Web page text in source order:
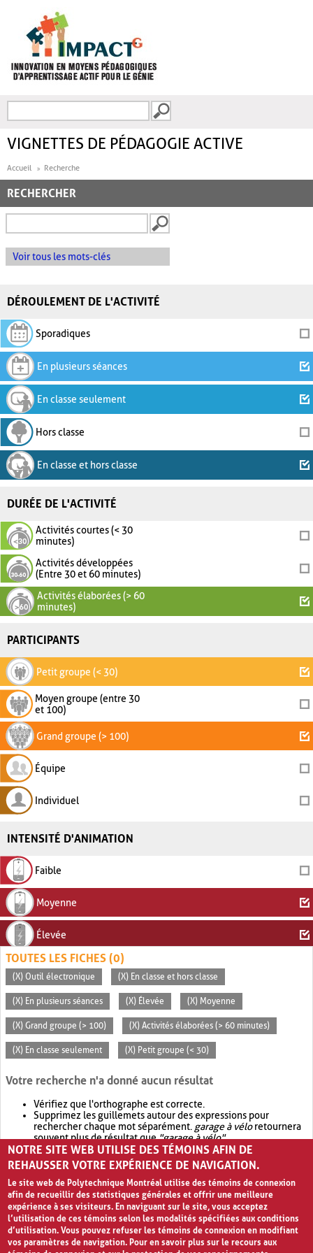
FORMULAIRE DE
VIGNETTES DE PÉDAGOGIE ACTIVE
Accueil Recherche
RECHERCHER
Voir tous les mots-clés
DÉROULEMENT DE L'ACTIVITÉ
Sporadiques
En plusieurs séances
En classe seulement
Hors classe
En classe et hors classe
DURÉE DE L'ACTIVITÉ
Activités courtes (< 30
minutes)
Activités développées
(Entre 30 et 60 minutes)
Activités élaborées (> 60
minutes)
PARTICIPANTS
Petit groupe (< 30)
Moyen groupe (entre 30
et 100)
Grand groupe (> 100)
Équipe
Individuel
INTENSITÉ D'ANIMATION
Faible
Moyenne
Élevée
TOUTES LES FICHES (0)
(X) Outil électronique (X) En classe et hors classe
(X) En plusieurs séances (X) Élevée (X) Moyenne
(X) Grand groupe (> 100) (X) Activités élaborées (> 60 minutes)
(X) En classe seulement (X) Petit groupe (< 30)
Votre recherche n'a donné aucun résultat
Vérifiez que l'orthographe est correcte.
Supprimez les guillemets autour des expressions pour
rechercher chaque mot séparément. garage à véloretournera
souvent plus de résultat que"garage à vélo".
Envisagez d'élargir votre recherche avec OR.garage OR vélo
retournera souvent plus de résultat quegarage à vélo
NOTRE SITE WEB UTILISE DES TÉMOINS AFIN DE
REHAUSSER VOTRE EXPÉRIENCE DE NAVIGATION.
Le site web de Polytechnique Montréal utilise des témoins de connexion
afin de recueillir des statistiques générales et offrir une meilleure
expérience à ses visiteurs. En naviguant sur le site, vous acceptez
l’utilisation de ces témoins selon les modalités spécifiées aux conditions
d’utilisation. Vous pouvez refuser les témoins de connexion en modifiant
vos paramètres de navigation. Pour en savoir plus sur le recours aux